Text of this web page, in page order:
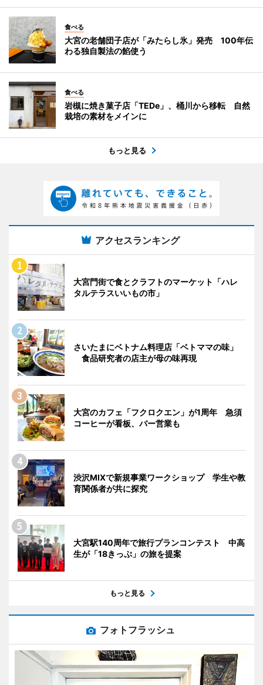
食べる
大宮の老舗団子店が「みたらし氷」発売 100年伝
わる独自製法の餡使う
食べる
岩槻に焼き菓子店「TEDe」、桶川から移転 自然
栽培の素材をメインに
もっと見る
アクセスランキング
大宮門街で食とクラフトのマーケット「ハレ
タルテラスいいもの市」
さいたまにベトナム料理店「ベトママの味」
食品研究者の店主が母の味再現
大宮のカフェ「フクロクエン」が1周年 急須
コーヒーが看板、バー営業も
渋沢MIXで新規事業ワークショップ 学生や教
育関係者が共に探究
大宮駅140周年で旅行プランコンテスト 中高
生が「18きっぷ」の旅を提案
もっと見る
フォトフラッシュ